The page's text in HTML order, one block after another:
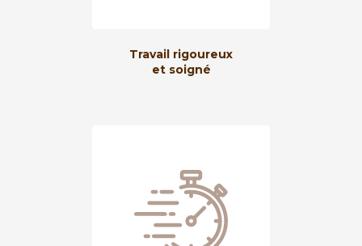
Travail rigoureux
et soigné